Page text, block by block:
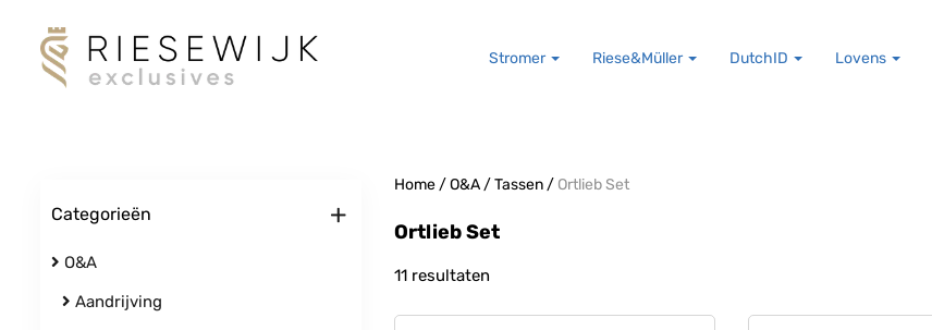
Stromer Riese&Müller DutchID Lovens
Categorieën +
O&A
Aandrijving
Home/O&A/Tassen/ Ortlieb Set
Ortlieb Set
11 resultaten